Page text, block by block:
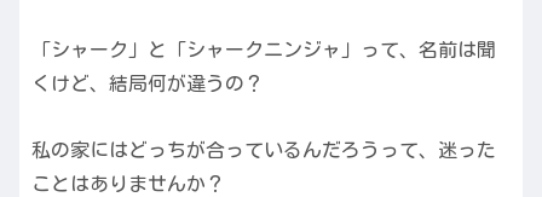
「シャーク」と「シャークニンジャ」って、名前は聞
くけど、結局何が違うの？
私の家にはどっちが合っているんだろうって、迷った
ことはありませんか？